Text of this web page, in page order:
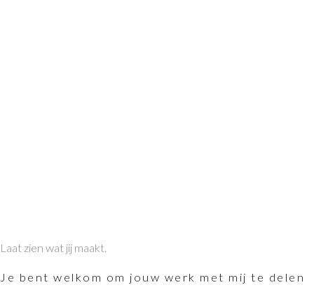
Laat zien wat jij maakt.
Je bent welkom om jouw werk met mij te delen